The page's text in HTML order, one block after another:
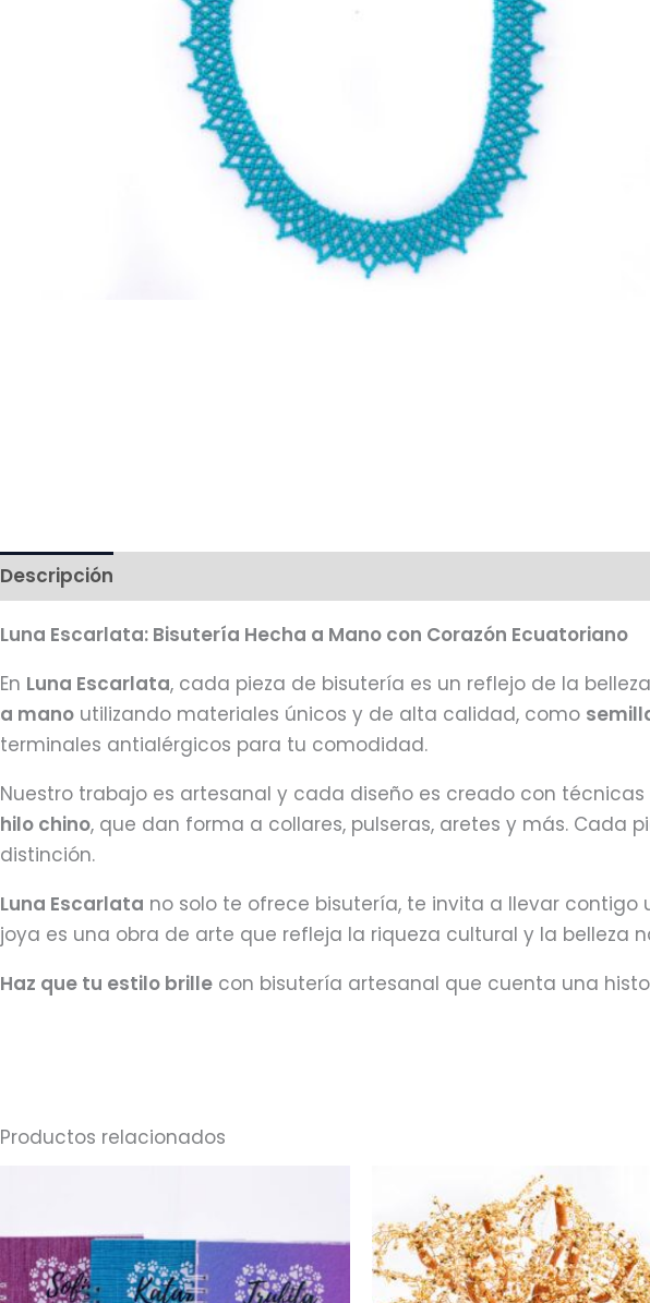
Descripción
Luna Escarlata: Bisutería Hecha a Mano con Corazón Ecuatoriano
En Luna Escarlata, cada pieza de bisutería es un reflejo de la
a mano utilizando materiales únicos y de alta calidad, como
terminales antialérgicos para tu comodidad.
Nuestro trabajo es artesanal y cada diseño es creado con
hilo chino, que dan forma a collares, pulseras, aretes y más. Cada
distinción.
Luna Escarlata no solo te ofrece bisutería, te invita a llevar contigo
joya es una obra de arte que refleja la riqueza cultural y la belleza
Haz que tu estilo brille con bisutería artesanal que cuenta una
Productos relacionados